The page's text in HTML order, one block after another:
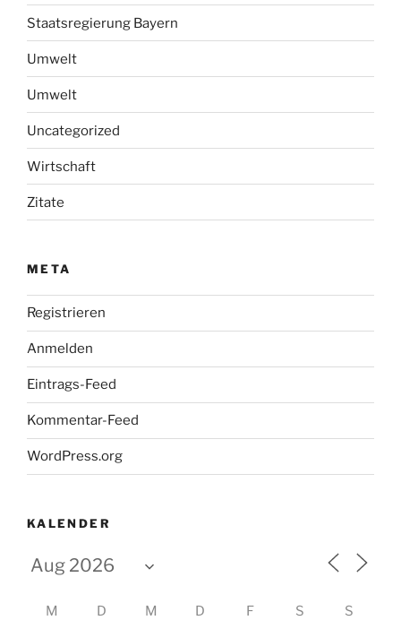
Staatsregierung Bayern
Umwelt
Umwelt
Uncategorized
Wirtschaft
Zitate
META
Registrieren
Anmelden
Eintrags-Feed
Kommentar-Feed
WordPress.org
KALENDER
M D M D F S S